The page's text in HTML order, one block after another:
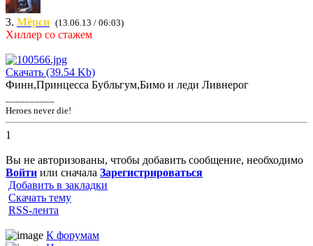
3. Мёрси (13.06.13 / 06:03)
Хиллер со стажем
Скачать (39.54 Kb)
Финн,Принцесса Бубльгум,Бимо и леди Ливнерог
Heroes never die!
1
Вы не авторизованы, чтобы добавить сообщение, необходимо
Войти или сначала Зарегистрироваться
Добавить в закладки
Скачать тему
RSS-лента
К форумам